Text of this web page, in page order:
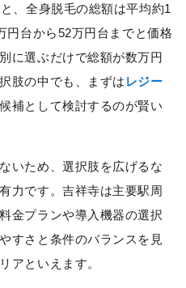
、全身脱毛の総額は平均約1
円台から52万円台までと価格
に選ぶだけで総額が数万円
肢の中でも、まずは レジー
補として検討するのが賢い
いため、選択肢を広げるな
力です。吉祥寺は主要駅周
金プランや導入機器の選択
すさと条件のバランスを見
アといえます。